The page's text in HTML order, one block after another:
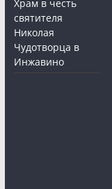
Храм в честь
святителя
Николая
Чудотворца в
Инжавино